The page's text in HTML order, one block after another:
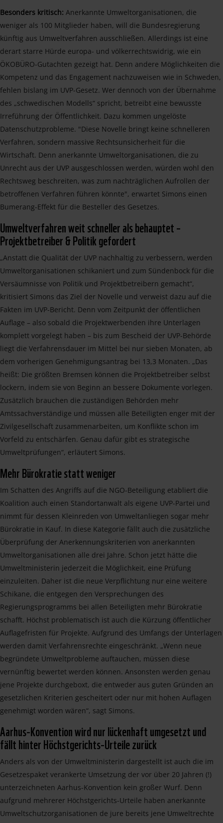
Besonders kritisch: Anerkannte Umweltorganisationen, die
weniger als 100 Mitglieder haben, will die Bundesregierung
künftig aus Umweltverfahren ausschließen. Allerdings ist eine
derart starre Hürde europa- und völkerrechtswidrig, wie ein
ÖKOBÜRO-Gutachten gezeigt hat. Denn andere Möglichkeiten die
Kompetenz und das Engagement nachzuweisen wie in Schweden,
fehlen bislang im UVP-Gesetz. Wer dennoch von der Übernahme
des „schwedischen Modells“ spricht, betreibt eine bewusste
Irreführung der Öffentlichkeit. Dazu kommen ungelöste
Datenschutzprobleme. "Diese Novelle bringt keine schnelleren
Verfahren, sondern massive Rechtsunsicherheit für die
Wirtschaft. Denn anerkannte Umweltorganisationen, die zu
Unrecht aus der UVP ausgeschlossen werden, würden wohl den
Rechtsweg beschreiten, was zum nachträglichen Aufrollen der
betroffenen Verfahren führen könnte", erwartet Simons einen
Bumerang-Effekt für die Besteller des Gesetzes.
Umweltverfahren weit schneller als behauptet –
Projektbetreiber & Politik gefordert
„Anstatt die Qualität der UVP nachhaltig zu verbessern, werden
Umweltorganisationen schikaniert und zum Sündenbock für die
Versäumnisse von Politik und Projektbetreibern gemacht“,
kritisiert Simons das Ziel der Novelle und verweist dazu auf die
Fakten im UVP-Bericht. Denn vom Zeitpunkt der öffentlichen
Auflage – also sobald die Projektwerbenden ihre Unterlagen
komplett vorgelegt haben – bis zum Bescheid der UVP-Behörde
liegt die Verfahrensdauer im Mittel bei nur sieben Monaten, ab
dem vorherigen Genehmigungsantrag bei 13,3 Monaten. „Das
heißt: Die größten Bremsen können die Projektbetreiber selbst
lockern, indem sie von Beginn an bessere Dokumente vorlegen.
Zusätzlich brauchen die zuständigen Behörden mehr
Amtssachverständige und müssen alle Beteiligten enger mit der
Zivilgesellschaft zusammenarbeiten, um Konflikte schon im
Vorfeld zu entschärfen. Genau dafür gibt es strategische
Umweltprüfungen“, erläutert Simons.
Mehr Bürokratie statt weniger
Im Schatten des Angriffs auf die NGO-Beteiligung etabliert die
Koalition auch einen Standortanwalt als eigene UVP-Partei und
nimmt für dessen Kleinreden von Umweltanliegen sogar mehr
Bürokratie in Kauf. In diese Kategorie fällt auch die zusätzliche
Überprüfung der Anerkennungskriterien von anerkannten
Umweltorganisationen alle drei Jahre. Schon jetzt hätte die
Umweltministerin jederzeit die Möglichkeit, eine Prüfung
einzuleiten. Daher ist die neue Verpflichtung nur eine weitere
Schikane, die entgegen den Versprechungen des
Regierungsprogramms bei allen Beteiligten mehr Bürokratie
schafft. Höchst problematisch ist auch die Kürzung öffentlicher
Auflagefristen für Projekte. Aufgrund des Umfangs der Unterlagen
werden damit Verfahrensrechte eingeschränkt. „Wenn neue
begründete Umweltprobleme auftauchen, müssen diese
vernünftig bewertet werden können. Ansonsten werden genau
jene Projekte durchgeboxt, die entweder aus guten Gründen an
gesetzlichen Kriterien gescheitert oder nur mit hohen Auflagen
genehmigt worden wären“, sagt Simons.
Aarhus-Konvention wird nur lückenhaft umgesetzt und
fällt hinter Höchstgerichts-Urteile zurück
Anders als von der Umweltministerin dargestellt ist auch die im
Gesetzespaket verankerte Umsetzung der vor über 20 Jahren (!)
unterzeichneten Aarhus-Konvention kein großer Wurf. Denn
aufgrund mehrerer Höchstgerichts-Urteile haben anerkannte
Umweltschutzorganisationen de jure bereits jene Umweltrechte